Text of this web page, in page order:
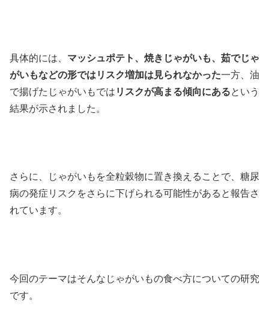
具体的には、 マッシュポテト、焼きじゃがいも、茹でじゃ
がいもなどの形ではリスク増加は見られなかった一方、油
で揚げたじゃがいもでは リスクが高まる傾向にあるという
結果が示されました。
さらに、じゃがいもを全粒穀物に置き換えることで、糖尿
病の発症リスクをさらに下げられる可能性があると報告さ
れています。
今回のテーマはそんなじゃがいもの食べ方についての研究
です。